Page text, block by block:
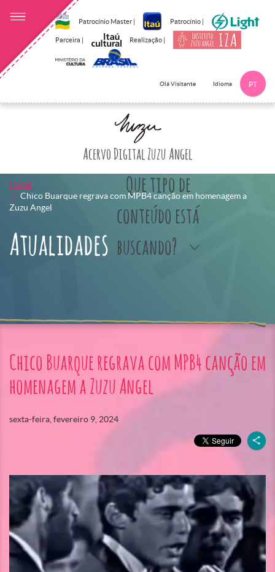
Patrocínio Master | Patrocínio |
Parceira | Realização |
Olá Visitante Idioma PT
Acervo Digital Zuzu Angel
Que tipo de
conteúdo está
buscando?
Home
Chico Buarque regrava com MPB4 canção em homenagem a
Zuzu Angel
Atualidades
Chico Buarque regrava com MPB4 canção em
homenagem a Zuzu Angel
sexta-feira, fevereiro 9, 2024